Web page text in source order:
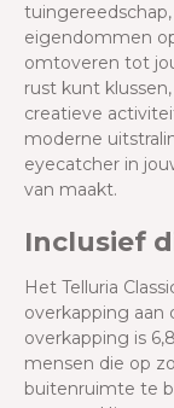
eigendommen
omtoveren tot
rust kunt
creatieve
moderne
eyecatcher in
van maakt.
Inclusief
Het Telluria
overkapping aan
overkapping is
mensen die op
buitenruimte te